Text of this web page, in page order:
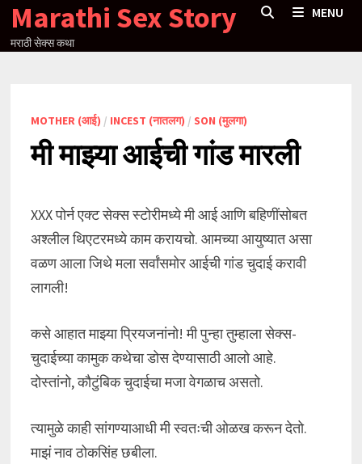
Skip
content
Marathi Sex Story
मराठी सेक्स कथा
MENU
MOTHER (आई) / INCEST (नातलग) / SON (मुलगा)
मी माझ्या आईची गांड मारली
XXX पोर्न एक्ट सेक्स स्टोरीमध्ये मी आई आणि बहिणींसोबत
अश्लील थिएटरमध्ये काम करायचो. आमच्या आयुष्यात असा
वळण आला जिथे मला सर्वांसमोर आईची गांड चुदाई करावी
लागली!
कसे आहात माझ्या प्रियजनांनो! मी पुन्हा तुम्हाला सेक्स-
चुदाईच्या कामुक कथेचा डोस देण्यासाठी आलो आहे.
दोस्तांनो, कौटुंबिक चुदाईचा मजा वेगळाच असतो.
त्यामुळे काही सांगण्याआधी मी स्वतःची ओळख करून देतो.
माझं नाव ठोकसिंह छबीला.